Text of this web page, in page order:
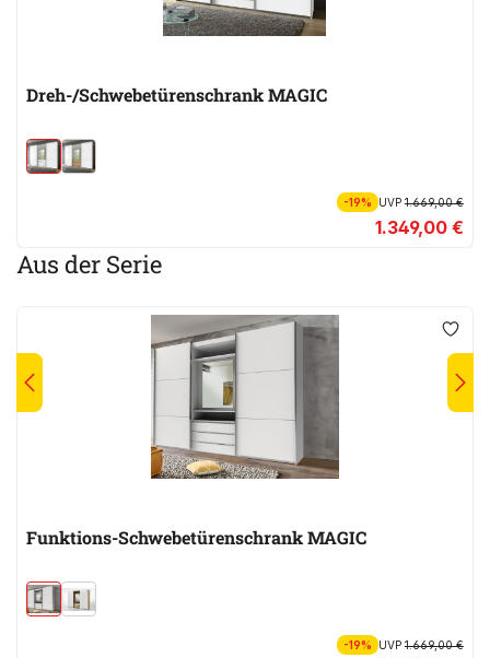
Dreh-/Schwebetürenschrank MAGIC
-19% UVP1.669,00 €
1.349,00 €
Aus der Serie
Funktions-Schwebetürenschrank MAGIC
-19% UVP1.669,00 €